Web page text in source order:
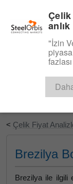
< Çelik Fiyat
Brezilya
Brezilya ile ilgili
"İzin